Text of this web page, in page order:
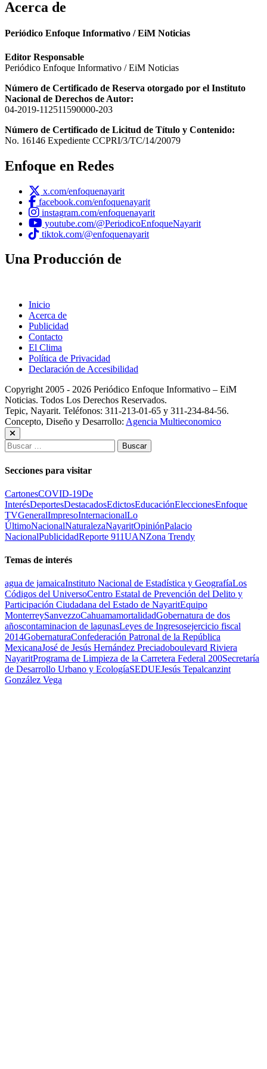
Acerca de
Periódico Enfoque Informativo / EiM Noticias
Editor Responsable
Periódico Enfoque Informativo / EiM Noticias
Número de Certificado de Reserva otorgado por el Instituto
Nacional de Derechos de Autor:
04-2019-112511590000-203
Número de Certificado de Licitud de Título y Contenido:
No. 16146 Expediente CCPRI/3/TC/14/20079
Enfoque en Redes
x.com/enfoquenayarit
facebook.com/enfoquenayarit
instagram.com/enfoquenayarit
youtube.com/@PeriodicoEnfoqueNayarit
tiktok.com/@enfoquenayarit
Una Producción de
Inicio
Acerca de
Publicidad
Contacto
El Clima
Política de Privacidad
Declaración de Accesibilidad
Copyright 2005 - 2026 Periódico Enfoque Informativo – EiM
Noticias. Todos Los Derechos Reservados.
Tepic, Nayarit. Teléfonos: 311-213-01-65 y 311-234-84-56.
Concepto, Diseño y Desarrollo: Agencia Multieconomico
Buscar:
Secciones para visitar
CartonesCOVID-19De
InterésDeportesDestacadosEdictosEducaciónEleccionesEnfoque
TVGeneralImpresoInternacionalLo
ÚltimoNacionalNaturalezaNayaritOpiniónPalacio
NacionalPublicidadReporte 911UANZona Trendy
Temas de interés
agua de jamaicaInstituto Nacional de Estadística y GeografíaLos
Códigos del UniversoCentro Estatal de Prevención del Delito y
Participación Ciudadana del Estado de NayaritEquipo
MonterreySanvezzoCahuamamortalidadGobernatura de dos
añoscontaminacion de lagunasLeyes de Ingresosejercicio fiscal
2014GobernaturaConfederación Patronal de la República
MexicanaJosé de Jesús Hernández Preciadoboulevard Riviera
NayaritPrograma de Limpieza de la Carretera Federal 200Secretaría
de Desarrollo Urbano y EcologíaSEDUEJesús Tepalcanzint
González Vega